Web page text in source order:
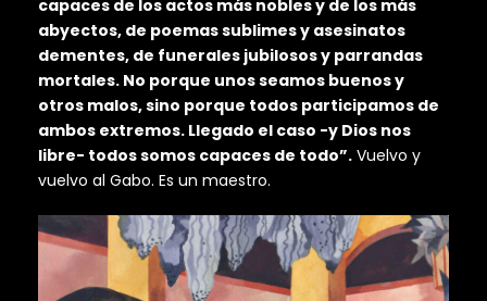
capaces de los actos más nobles y de los más
abyectos, de poemas sublimes y asesinatos
dementes, de funerales jubilosos y parrandas
mortales. No porque unos seamos buenos y
otros malos, sino porque todos participamos de
ambos extremos. Llegado el caso -y Dios nos
libre- todos somos capaces de todo”. Vuelvo y
vuelvo al Gabo. Es un maestro.